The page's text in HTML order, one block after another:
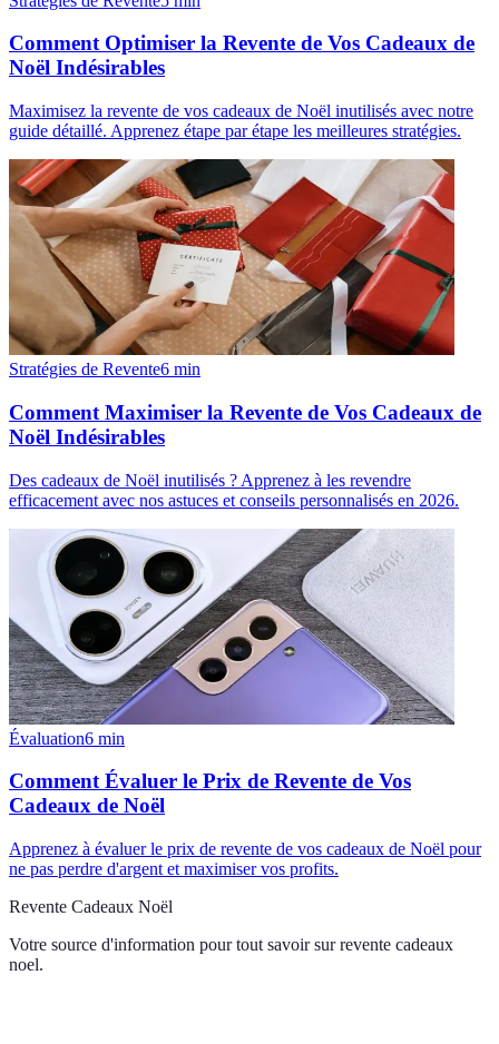
Comment Optimiser la Revente de Vos Cadeaux de
Noël Indésirables
Maximisez la revente de vos cadeaux de Noël inutilisés avec notre
guide détaillé. Apprenez étape par étape les meilleures stratégies.
Stratégies de Revente6 min
Comment Maximiser la Revente de Vos Cadeaux de
Noël Indésirables
Des cadeaux de Noël inutilisés ? Apprenez à les revendre
efficacement avec nos astuces et conseils personnalisés en 2026.
Évaluation6 min
Comment Évaluer le Prix de Revente de Vos
Cadeaux de Noël
Apprenez à évaluer le prix de revente de vos cadeaux de Noël pour
ne pas perdre d'argent et maximiser vos profits.
Revente Cadeaux Noël
Votre source d'information pour tout savoir sur revente cadeaux
noel.